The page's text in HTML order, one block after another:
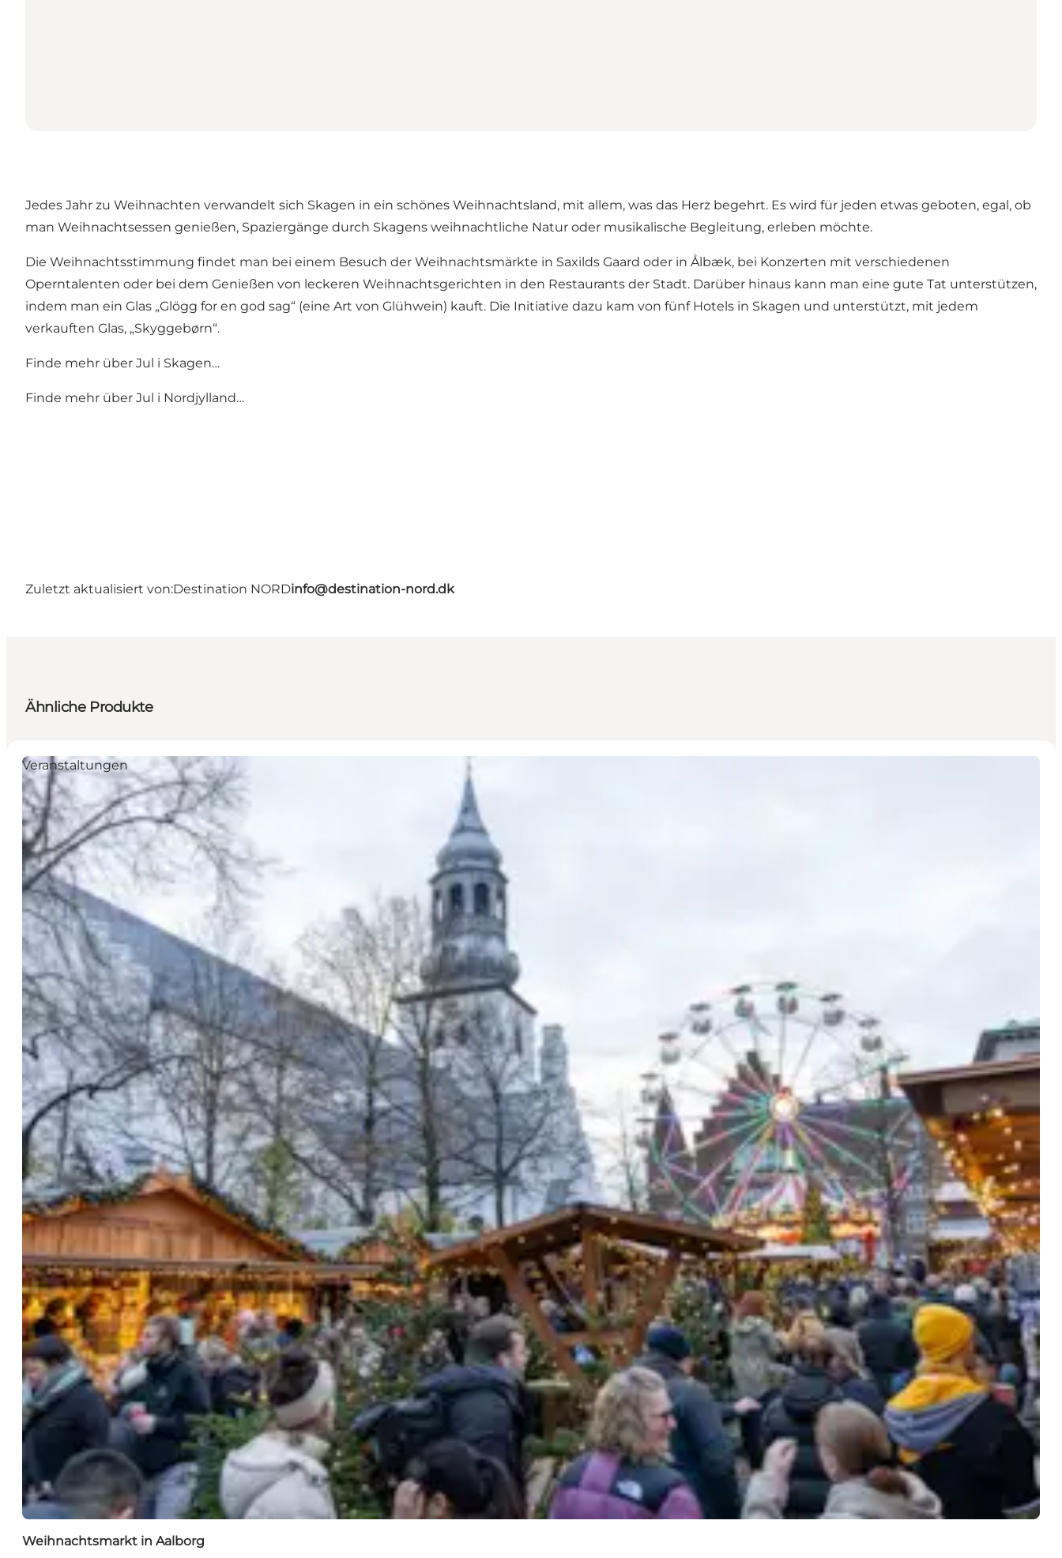
Jedes Jahr zu Weihnachten verwandelt sich Skagen in ein schönes Weihnachtsland, mit allem, was das Herz begehrt. Es wird für jeden etwas geboten, egal, ob
man Weihnachtsessen genießen, Spaziergänge durch Skagens weihnachtliche Natur oder musikalische Begleitung, erleben möchte.
Die Weihnachtsstimmung findet man bei einem Besuch der Weihnachtsmärkte in Saxilds Gaard oder in Ålbæk, bei Konzerten mit verschiedenen
Operntalenten oder bei dem Genießen von leckeren Weihnachtsgerichten in den Restaurants der Stadt. Darüber hinaus kann man eine gute Tat unterstützen,
indem man ein Glas „Glögg for en god sag“ (eine Art von Glühwein) kauft. Die Initiative dazu kam von fünf Hotels in Skagen und unterstützt, mit jedem
verkauften Glas, „Skyggebørn“.
Finde mehr über Jul i Skagen…
Finde mehr über Jul i Nordjylland…
Zuletzt aktualisiert von:Destination NORDinfo@destination-nord.dk
Ähnliche Produkte
Veranstaltungen
Weihnachtsmarkt in Aalborg